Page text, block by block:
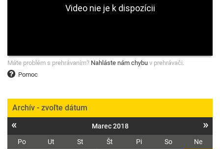
Pomoc
Máte problém s prehrávaním? Nahláste nám chybu v prehrávači.
Archív - zvoľte dátum
« Marec 2018 »
Po Ut St Št Pi So
Ne